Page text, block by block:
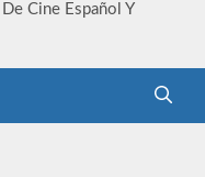
Cine Español Y